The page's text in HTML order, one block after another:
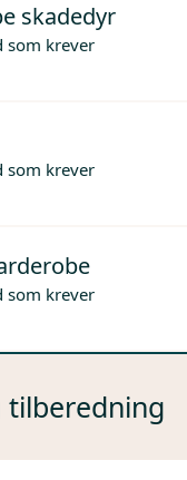
skadedyr
som krever
som krever
som krever